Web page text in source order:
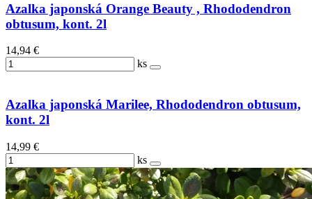
Azalka japonská Orange Beauty , Rhododendron
obtusum, kont. 2l
14,94 €
ks
Azalka japonská Marilee, Rhododendron obtusum,
kont. 2l
14,99 €
ks